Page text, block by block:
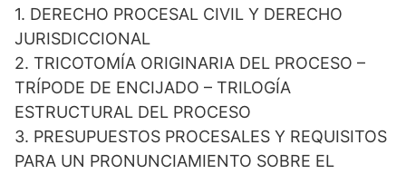
1. DERECHO PROCESAL CIVIL Y DERECHO
JURISDICCIONAL
2. TRICOTOMÍA ORIGINARIA DEL PROCESO –
TRÍPODE DE ENCIJADO – TRILOGÍA
ESTRUCTURAL DEL PROCESO
3. PRESUPUESTOS PROCESALES Y REQUISITOS
PARA UN PRONUNCIAMIENTO SOBRE EL